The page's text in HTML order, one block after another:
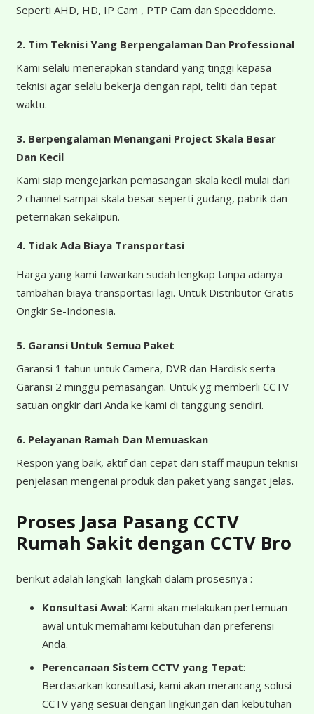
Seperti AHD, HD, IP Cam , PTP Cam dan Speeddome.
2. Tim Teknisi Yang Berpengalaman Dan Professional
Kami selalu menerapkan standard yang tinggi kepasa
teknisi agar selalu bekerja dengan rapi, teliti dan tepat
waktu.
3. Berpengalaman Menangani Project Skala Besar
Dan Kecil
Kami siap mengejarkan pemasangan skala kecil mulai dari
2 channel sampai skala besar seperti gudang, pabrik dan
peternakan sekalipun.
4. Tidak Ada Biaya Transportasi
Harga yang kami tawarkan sudah lengkap tanpa adanya
tambahan biaya transportasi lagi. Untuk Distributor Gratis
Ongkir Se-Indonesia.
5. Garansi Untuk Semua Paket
Garansi 1 tahun untuk Camera, DVR dan Hardisk serta
Garansi 2 minggu pemasangan. Untuk yg memberli CCTV
satuan ongkir dari Anda ke kami di tanggung sendiri.
6. Pelayanan Ramah Dan Memuaskan
Respon yang baik, aktif dan cepat dari staff maupun teknisi
penjelasan mengenai produk dan paket yang sangat jelas.
Proses Jasa Pasang CCTV
Rumah Sakit dengan CCTV Bro
berikut adalah langkah-langkah dalam prosesnya :
Konsultasi Awal: Kami akan melakukan pertemuan
awal untuk memahami kebutuhan dan preferensi
Anda.
Perencanaan Sistem CCTV yang Tepat:
Berdasarkan konsultasi, kami akan merancang solusi
CCTV yang sesuai dengan lingkungan dan kebutuhan